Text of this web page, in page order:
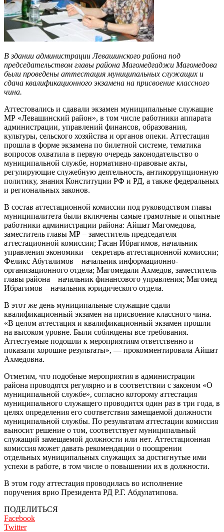
В здании администрации Левашинского района под
председательством главы района Магомедгаджи Магомедова
были проведены аттестация муниципальных служащих и
сдача квалификационного экзамена на присвоение классного
чина.
Аттестовались и сдавали экзамен муниципальные служащие
МР «Левашинский район», в том числе работники аппарата
администрации, управлений финансов, образования,
культуры, сельского хозяйства и органов опеки. Аттестация
прошла в форме экзамена по билетной системе, тематика
вопросов охватила в первую очередь законодательство о
муниципальной службе, нормативно-правовые акты,
регулирующие служебную деятельность, антикоррупционную
политику, знания Конституции РФ и РД, а также федеральных
и региональных законов.
В состав аттестационной комиссии под руководством главы
муниципалитета были включены самые грамотные и опытные
работники администрации района: Айшат Магомедова,
заместитель главы МР – заместитель председателя
аттестационной комиссии; Гасан Ибрагимов, начальник
управления экономики – секретарь аттестационной комиссии;
Феликс Абуталимов – начальник информационно-
организационного отдела; Магомедали Ахмедов, заместитель
главы района – начальник финансового управления; Магомед
Ибрагимов – начальник юридического отдела.
В этот же день муниципальные служащие сдали
квалификационный экзамен на присвоение классного чина.
«В целом аттестация и квалификационный экзамен прошли
на высоком уровне. Были соблюдены все требования.
Аттестуемые подошли к мероприятиям ответственно и
показали хорошие результаты», — прокомментировала Айшат
Ахмедовна.
Отметим, что подобные мероприятия в администрации
района проводятся регулярно и в соответствии с законом «О
муниципальной службе», согласно которому аттестация
муниципального служащего проводится один раз в три года, в
целях определения его соответствия замещаемой должности
муниципальной службы. По результатам аттестации комиссия
выносит решение о том, соответствует муниципальный
служащий замещаемой должности или нет. Аттестационная
комиссия может давать рекомендации о поощрении
отдельных муниципальных служащих за достигнутые ими
успехи в работе, в том числе о повышении их в должности.
В этом году аттестация проводилась во исполнение
поручения врио Президента РД Р.Г. Абдулатипова.
ПОДЕЛИТЬСЯ
Facebook
Twitter